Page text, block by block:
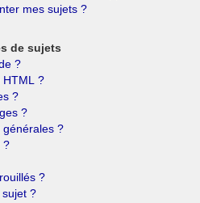
mes sujets ?
de sujets
?
HTML ?
?
?
générales ?
?
?
?